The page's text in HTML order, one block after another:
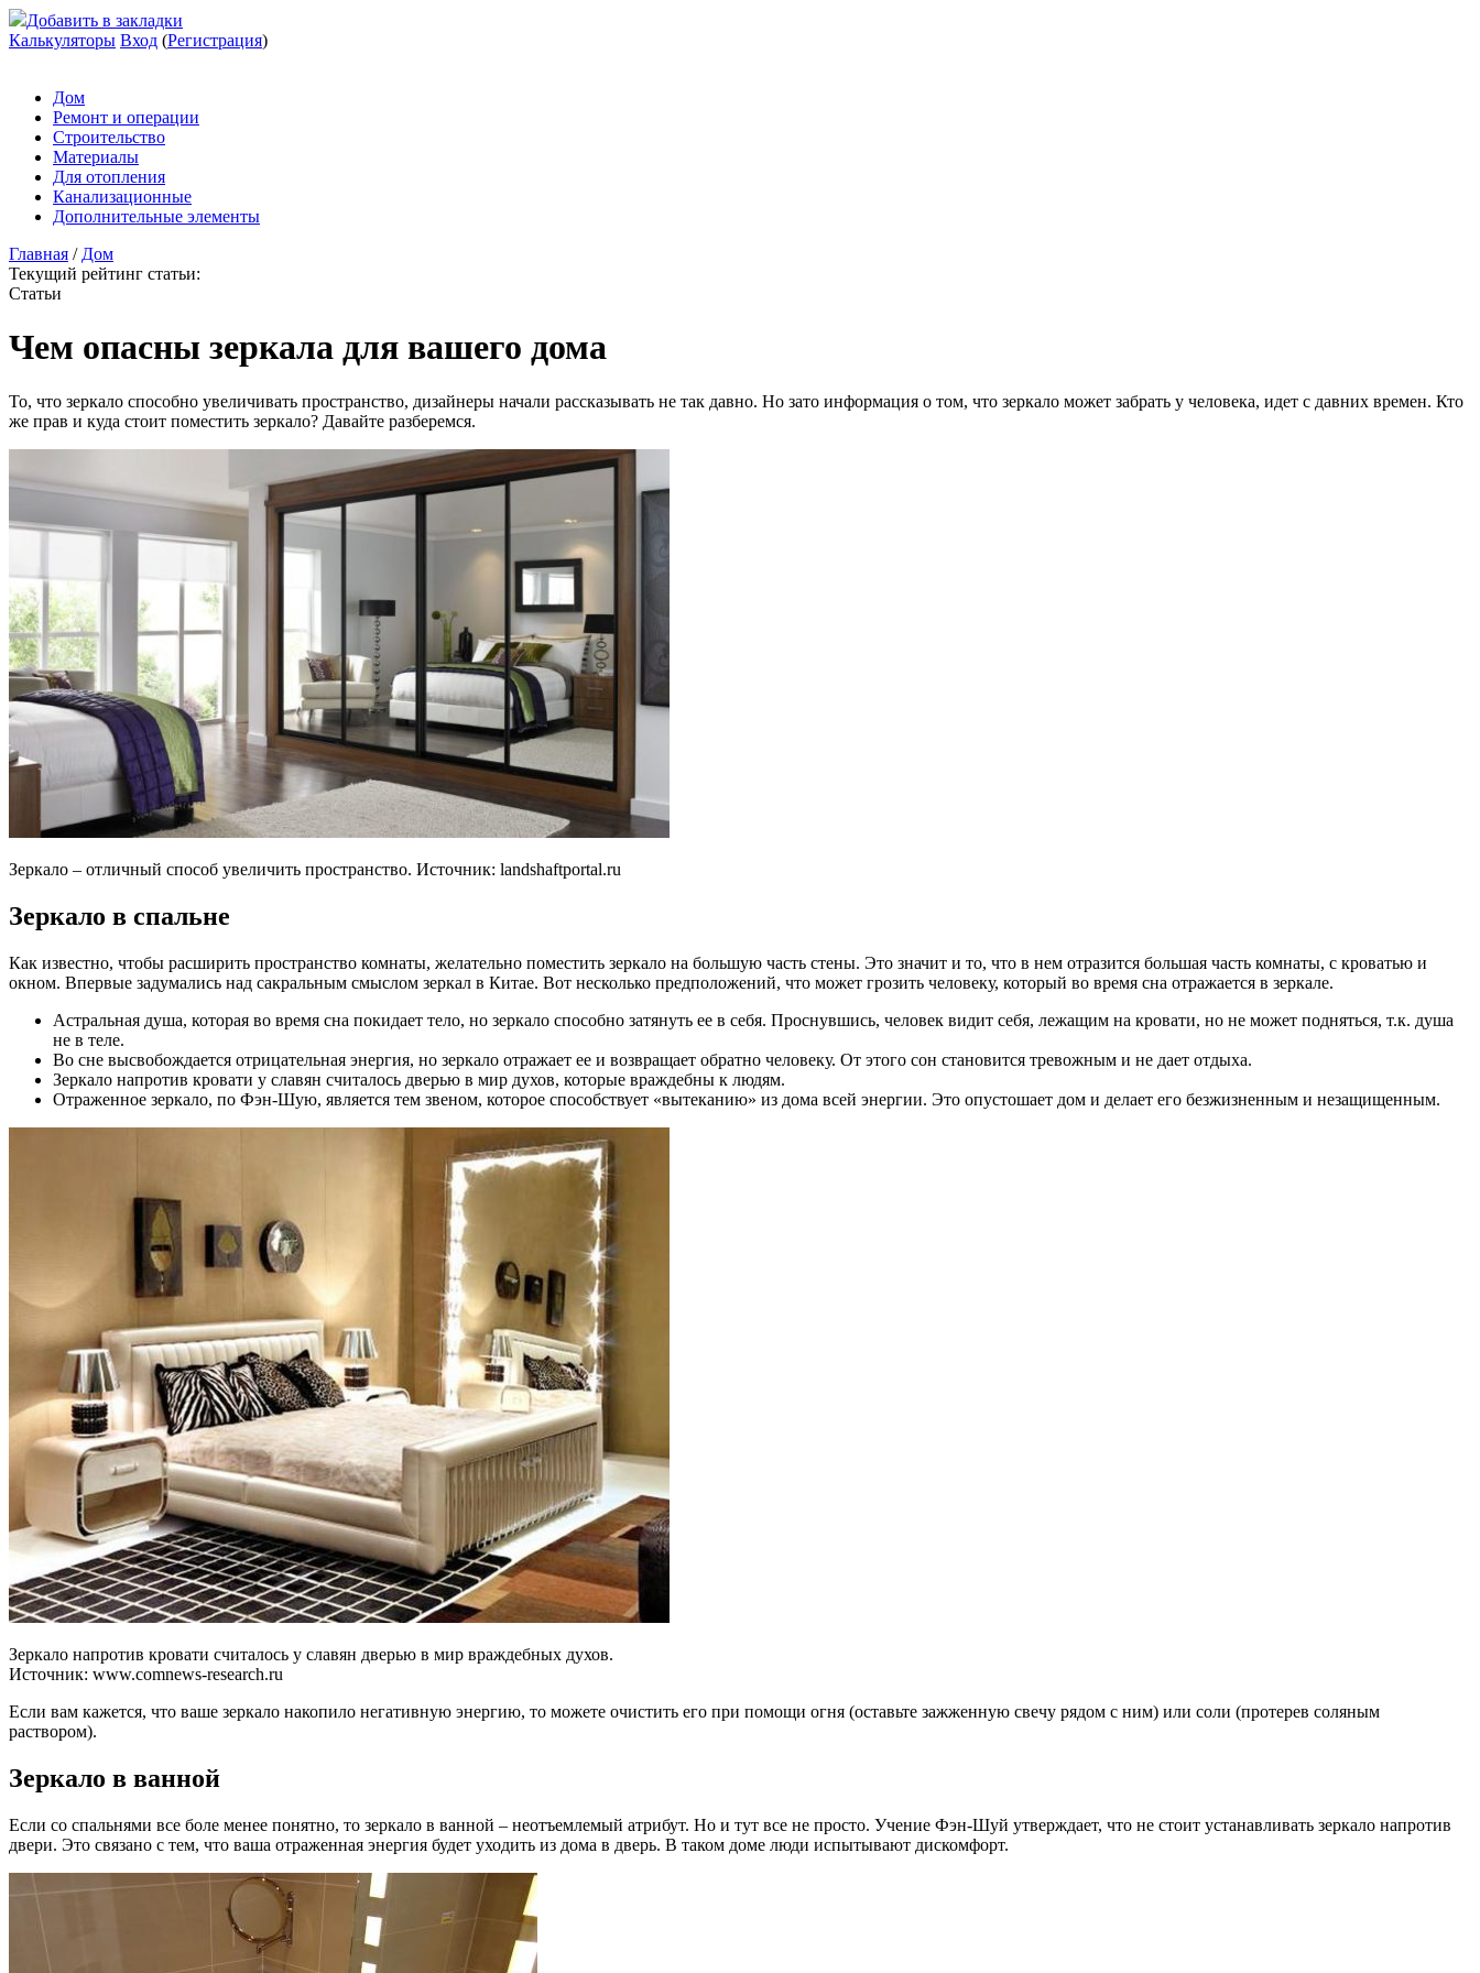
Добавить в закладки
Калькуляторы Вход (Регистрация)
Дом
Ремонт и операции
Строительство
Материалы
Для отопления
Канализационные
Дополнительные элементы
Главная / Дом
Текущий рейтинг статьи:
Статьи
Чем опасны зеркала для вашего дома
То, что зеркало способно увеличивать пространство, дизайнеры начали рассказывать не так давно. Но зато информация о том, что зеркало может забрать у человека, идет с давних времен. Кто
же прав и куда стоит поместить зеркало? Давайте разберемся.
Зеркало – отличный способ увеличить пространство. Источник: landshaftportal.ru
Зеркало в спальне
Как известно, чтобы расширить пространство комнаты, желательно поместить зеркало на большую часть стены. Это значит и то, что в нем отразится большая часть комнаты, с кроватью и
окном. Впервые задумались над сакральным смыслом зеркал в Китае. Вот несколько предположений, что может грозить человеку, который во время сна отражается в зеркале.
Астральная душа, которая во время сна покидает тело, но зеркало способно затянуть ее в себя. Проснувшись, человек видит себя, лежащим на кровати, но не может подняться, т.к. душа
не в теле.
Во сне высвобождается отрицательная энергия, но зеркало отражает ее и возвращает обратно человеку. От этого сон становится тревожным и не дает отдыха.
Зеркало напротив кровати у славян считалось дверью в мир духов, которые враждебны к людям.
Отраженное зеркало, по Фэн-Шую, является тем звеном, которое способствует «вытеканию» из дома всей энергии. Это опустошает дом и делает его безжизненным и незащищенным.
Зеркало напротив кровати считалось у славян дверью в мир враждебных духов.
Источник: www.comnews-research.ru
Если вам кажется, что ваше зеркало накопило негативную энергию, то можете очистить его при помощи огня (оставьте зажженную свечу рядом с ним) или соли (протерев соляным
раствором).
Зеркало в ванной
Если со спальнями все боле менее понятно, то зеркало в ванной – неотъемлемый атрибут. Но и тут все не просто. Учение Фэн-Шуй утверждает, что не стоит устанавливать зеркало напротив
двери. Это связано с тем, что ваша отраженная энергия будет уходить из дома в дверь. В таком доме люди испытывают дискомфорт.